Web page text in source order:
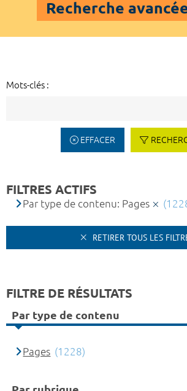
Recherche
Mots-clés :
EFFACER
FILTRES ACTIFS
Par type de contenu: Pages
RETIRER TOUS LES
FILTRE DE RÉSULTATS
Par type de contenu
Pages (1228)